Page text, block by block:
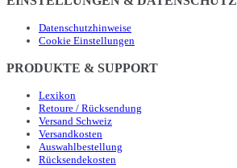
Datenschutzhinweise
Cookie Einstellungen
PRODUKTE & SUPPORT
Lexikon
Retoure / Rücksendung
Versand Schweiz
Versandkosten
Auswahlbestellung
Rücksendekosten